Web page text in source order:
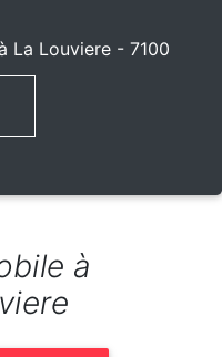
La Louviere - 7100
à